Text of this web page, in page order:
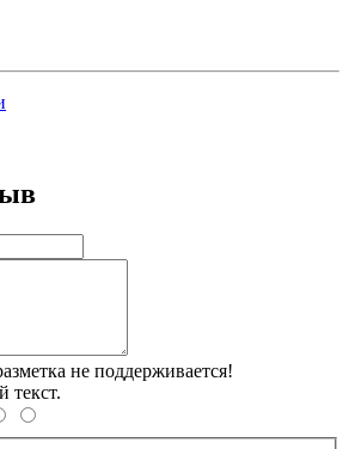
не поддерживается!
текст.